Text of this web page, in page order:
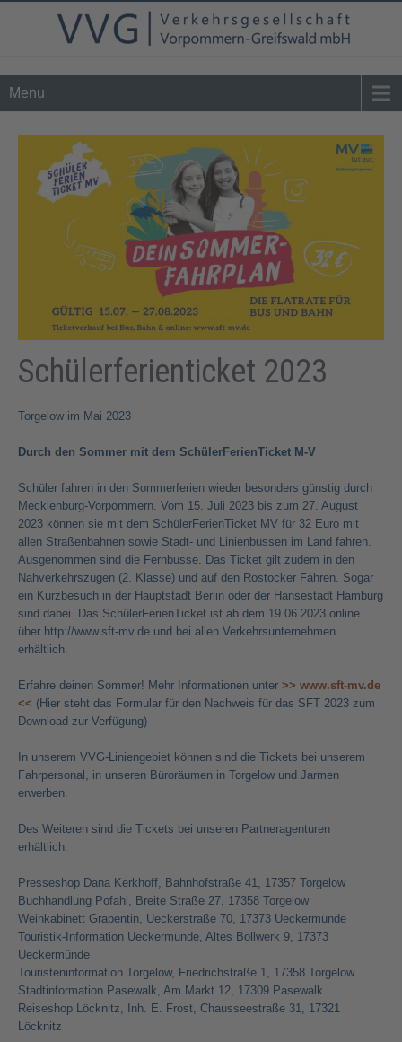
Tel. 0 39 76 - 24 02 - 0info@vvg-bus.de
Menu
Schülerferienticket 2023
Torgelow im Mai 2023
Durch den Sommer mit dem SchülerFerienTicket M-V
Schüler fahren in den Sommerferien wieder besonders günstig durch
Mecklenburg-Vorpommern. Vom 15. Juli 2023 bis zum 27. August
2023 können sie mit dem SchülerFerienTicket MV für 32 Euro mit
allen Straßenbahnen sowie Stadt- und Linienbussen im Land fahren.
Ausgenommen sind die Fernbusse. Das Ticket gilt zudem in den
Nahverkehrszügen (2. Klasse) und auf den Rostocker Fähren. Sogar
ein Kurzbesuch in der Hauptstadt Berlin oder der Hansestadt Hamburg
sind dabei. Das SchülerFerienTicket ist ab dem 19.06.2023 online
über http://www.sft-mv.de und bei allen Verkehrsunternehmen
erhältlich.
Erfahre deinen Sommer! Mehr Informationen unter >> www.sft-mv.de
<< (Hier steht das Formular für den Nachweis für das SFT 2023 zum
Download zur Verfügung)
In unserem VVG-Liniengebiet können sind die Tickets bei unserem
Fahrpersonal, in unseren Büroräumen in Torgelow und Jarmen
erwerben.
Des Weiteren sind die Tickets bei unseren Partneragenturen
erhältlich:
Presseshop Dana Kerkhoff, Bahnhofstraße 41, 17357 Torgelow
Buchhandlung Pofahl, Breite Straße 27, 17358 Torgelow
Weinkabinett Grapentin, Ueckerstraße 70, 17373 Ueckermünde
Touristik-Information Ueckermünde, Altes Bollwerk 9, 17373
Ueckermünde
Touristeninformation Torgelow, Friedrichstraße 1, 17358 Torgelow
Stadtinformation Pasewalk, Am Markt 12, 17309 Pasewalk
Reiseshop Löcknitz, Inh. E. Frost, Chausseestraße 31, 17321
Löcknitz